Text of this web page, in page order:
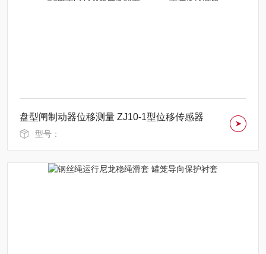
盘型闸制动器位移测量 ZJ10-1型位移传感器
型号：